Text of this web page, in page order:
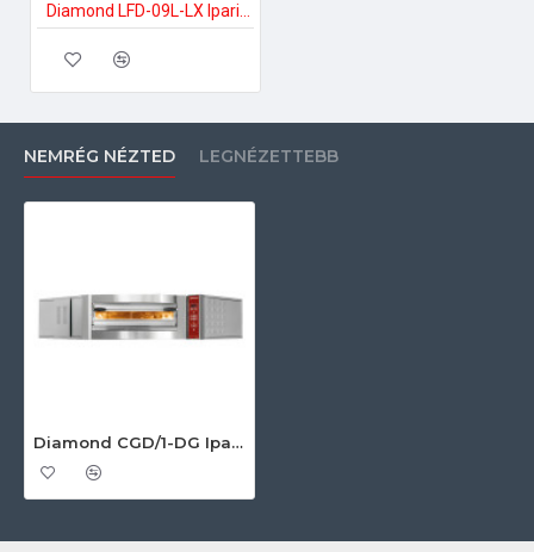
NEMRÉG NÉZTED LEGNÉZETTEBB
Diamond CGD/1-DG Ipari pizzakészítés